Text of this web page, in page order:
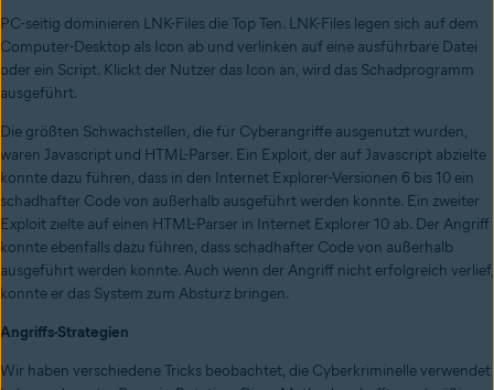
PC-seitig dominieren LNK-Files die Top Ten. LNK-Files legen sich auf dem
Computer-Desktop als Icon ab und verlinken auf eine ausführbare Datei
oder ein Script. Klickt der Nutzer das Icon an, wird das Schadprogramm
ausgeführt.
Die größten Schwachstellen, die für Cyberangriffe ausgenutzt wurden,
waren Javascript und HTML-Parser. Ein Exploit, der auf Javascript abzielte
konnte dazu führen, dass in den Internet Explorer-Versionen 6 bis 10 ein
schadhafter Code von außerhalb ausgeführt werden konnte. Ein zweiter
Exploit zielte auf einen HTML-Parser in Internet Explorer 10 ab. Der Angriff
konnte ebenfalls dazu führen, dass schadhafter Code von außerhalb
ausgeführt werden konnte. Auch wenn der Angriff nicht erfolgreich verlief,
konnte er das System zum Absturz bringen.
Angriffs-Strategien
Wir haben verschiedene Tricks beobachtet, die Cyberkriminelle verwendet